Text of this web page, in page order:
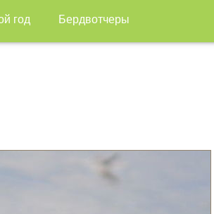
год Бердвотчеры